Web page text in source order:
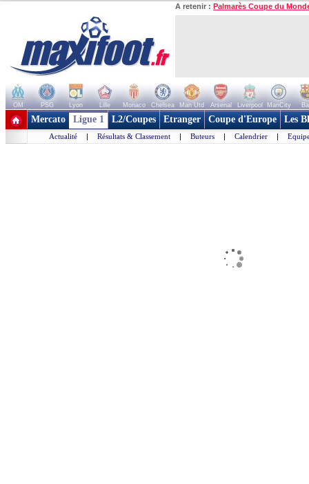
A retenir : Palmarès Coupe du
OM PSG Lyon Lille Monaco Chelsea Man Utd Arsenal Liverpool ManCity
+ de clubs
Mercato Ligue 1 L2/Coupes Etranger Coupe d'Europe Les
Actualité | Résultats & Classement | Buteurs | Calendrier |